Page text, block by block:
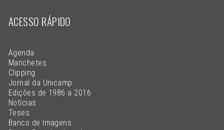
ACESSO RÁPIDO
Agenda
Manchetes
Clipping
Jornal da Unicamp
Edições de 1986 a 2016
Notícias
Teses
Banco de Imagens